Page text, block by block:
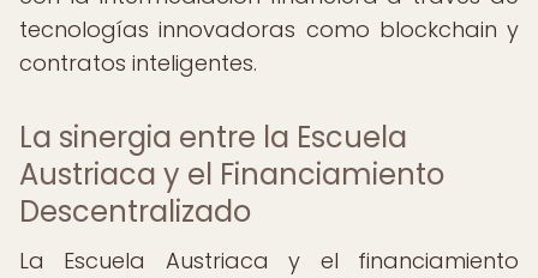
tecnologías innovadoras como blockchain y
contratos inteligentes.
La sinergia entre la Escuela
Austriaca y el Financiamiento
Descentralizado
La Escuela Austriaca y el financiamiento